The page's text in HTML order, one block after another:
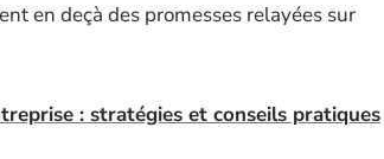
en deçà des promesses relayées sur
: stratégies et conseils pratiques